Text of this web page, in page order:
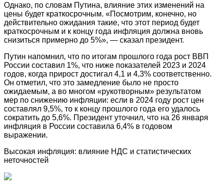
Однако, по словам Путина, влияние этих изменений на
цены будет краткосрочным. «Посмотрим, конечно, но
действительно ожидания такие, что этот период будет
краткосрочным и к концу года инфляция должна вновь
снизиться примерно до 5%», — сказал президент.
Путин напомнил, что по итогам прошлого года рост ВВП
России составил 1%, что ниже показателей 2023 и 2024
годов, когда прирост достигал 4,1 и 4,3% соответственно.
Он отметил, что это замедление было не просто
ожидаемым, а во многом «рукотворным» результатом
мер по снижению инфляции: если в 2024 году рост цен
составлял 9,5%, то к концу прошлого года его удалось
сократить до 5,6%. Президент уточнил, что на 26 января
инфляция в России составила 6,4% в годовом
выражении.
Высокая инфляция: влияние НДС и статистических
неточностей